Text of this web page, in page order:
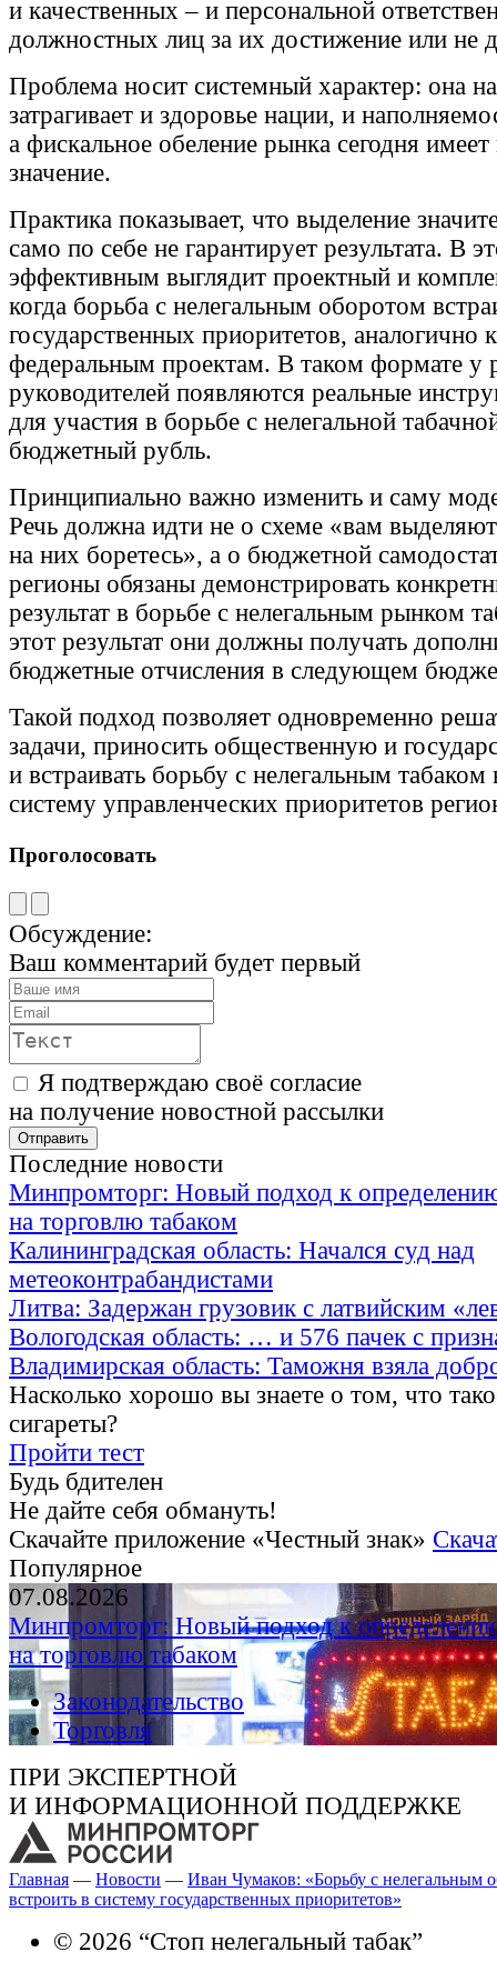
и качественных – и персональной
должностных лиц за их достижение или не
Проблема носит системный характер: она
затрагивает и здоровье нации, и
а фискальное обеление рынка сегодня
значение.
Практика показывает, что выделение
само по себе не гарантирует результата. В
эффективным выглядит проектный и
когда борьба с нелегальным оборотом
государственных приоритетов, аналогично
федеральным проектам. В таком формате у
руководителей появляются реальные
для участия в борьбе с нелегальной
бюджетный рубль.
Принципиально важно изменить и саму
Речь должна идти не о схеме «вам
на них боретесь», а о бюджетной
регионы обязаны демонстрировать
результат в борьбе с нелегальным рынком
этот результат они должны получать
бюджетные отчисления в следующем
Такой подход позволяет одновременно
задачи, приносить общественную и
и встраивать борьбу с нелегальным
систему управленческих приоритетов
Проголосовать
Обсуждение:
Ваш комментарий будет первый
Я подтверждаю своё согласие
на получение новостной рассылки
Последние новости
Минпромторг: Новый подход к
на торговлю табаком
Калининградская область: Начался суд над
метеоконтрабандистами
Литва: Задержан грузовик с латвийским
Вологодская область: … и 576 пачек с
Владимирская область: Таможня взяла
Насколько хорошо вы знаете о том, что
сигареты?
Пройти тест
Будь бдителен
Не дайте себя обмануть!
Скачайте приложение «Честный знак»
Популярное
07.08.2026
Минпромторг: Новый подход к
на торговлю табаком
Законодательство
Торговля
ПРИ ЭКСПЕРТНОЙ
И ИНФОРМАЦИОННОЙ ПОДДЕРЖКЕ
Главная — Новости — Иван Чумаков: «Борьбу с нелегальным
встроить в систему государственных приоритетов»
© 2026 “Стоп нелегальный табак”